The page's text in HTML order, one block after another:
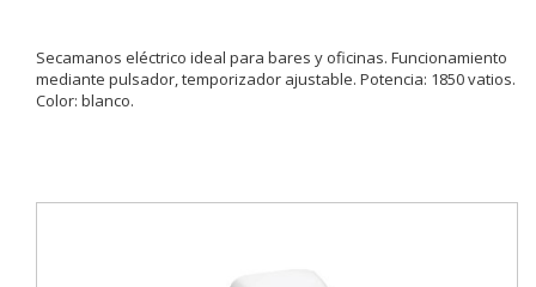
Secamanos eléctrico ideal para bares y oficinas. Funcionamiento
mediante pulsador, temporizador ajustable. Potencia: 1850 vatios.
Color: blanco.